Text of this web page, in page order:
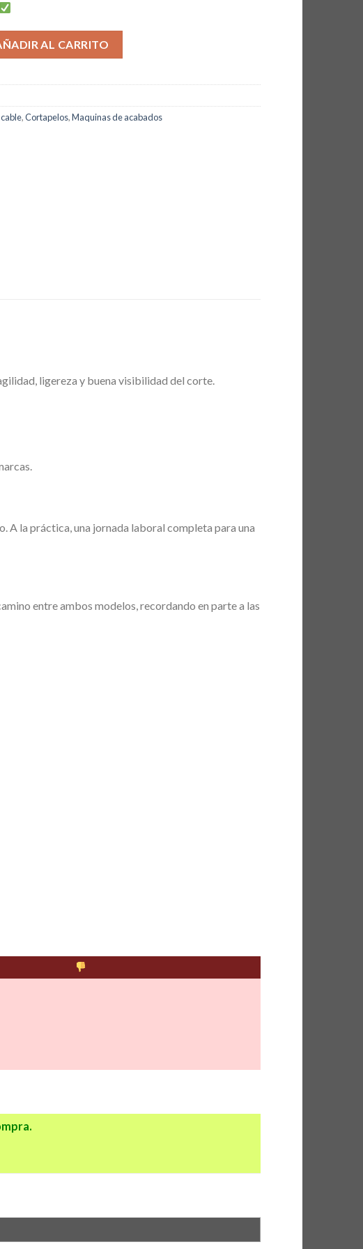
- FXX3TBE cantidad
AL CARRITO
,Cortapelos,Maquinas de acabados
ligereza y buena visibilidad del corte.
A la práctica, una jornada laboral completa para una
entre ambos modelos, recordando en parte a las